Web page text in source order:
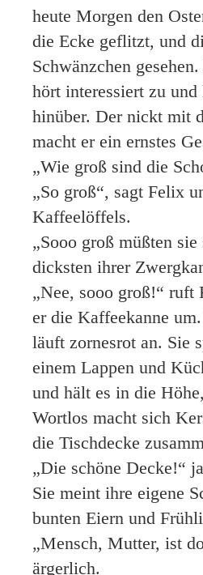
heute Morgen den
die Ecke geflitzt, und
Schwänzchen
hört interessiert zu
hinüber. Der nickt mit
macht er ein ernstes
„Wie groß sind die
„So groß“, sagt Felix
Kaffeelöffels.
„Sooo groß müßten
dicksten ihrer
„Nee, sooo groß!“
er die Kaffeekanne
läuft zornesrot an. Sie
einem Lappen und
und hält es in die
Wortlos macht sich
die Tischdecke
„Die schöne Decke!“
Sie meint ihre eigene
bunten Eiern und
„Mensch, Mutter, ist
ärgerlich.